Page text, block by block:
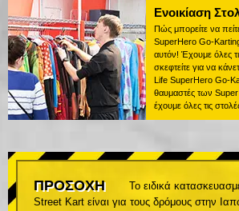
Ενοικίαση
Πώς μπορείτε να
SuperHero Go-
αυτόν! Έχουμε όλες
σκεφτείτε για να
Life SuperHero Go-
θαυμαστές των Super
έχουμε όλες τις
ΠΡΟΣΟΧΗ
Το ειδικά
Street Kart είναι για τους δρόμους στην